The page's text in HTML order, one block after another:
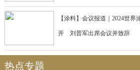
【涂料】会议报道｜2024世
开 刘普军出席会议并致辞
热点专题